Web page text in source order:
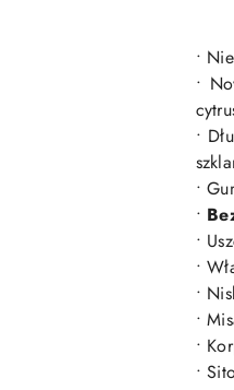
•
•
•
•
•
•
•
•
•
•
•